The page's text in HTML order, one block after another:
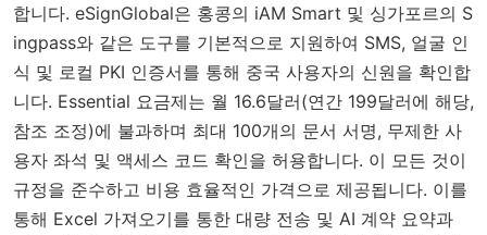
합니다. eSignGlobal은 홍콩의 iAM Smart 및 싱가포르의 S
ingpass와 같은 도구를 기본적으로 지원하여 SMS, 얼굴 인
식 및 로컬 PKI 인증서를 통해 중국 사용자의 신원을 확인합
니다. Essential 요금제는 월 16.6달러(연간 199달러에 해당,
참조 조정)에 불과하며 최대 100개의 문서 서명, 무제한 사
용자 좌석 및 액세스 코드 확인을 허용합니다. 이 모든 것이
규정을 준수하고 비용 효율적인 가격으로 제공됩니다. 이를
통해 Excel 가져오기를 통한 대량 전송 및 AI 계약 요약과